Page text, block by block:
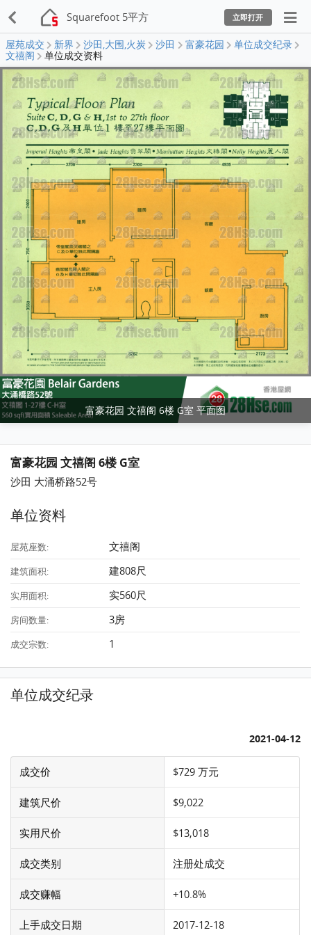
Squarefoot 5平方 立即打开
屋苑成交 新界 沙田,大围,火炭 沙田 富豪花园
单位成交纪录
文禧阁
单位成交资料
富豪花园 文禧阁 6楼 G室 平面图
富豪花园 文禧阁 6楼 G室
沙田 大涌桥路52号
单位资料
屋苑座数: 文禧阁
建筑面积: 建808尺
实用面积: 实560尺
房间数量: 3房
成交宗数: 1
单位成交纪录
2021-04-12
成交价 $729 万元
建筑尺价 $9,022
实用尺价 $13,018
成交类别 注册处成交
成交赚幅 +10.8%
上手成交日期 2017-12-18